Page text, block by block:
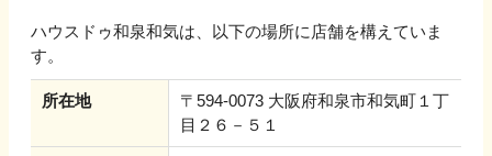
ハウスドゥ和泉和気は、以下の場所に店舗を構えていま
す。
所在地
〒594-0073 大阪府和泉市和気町１丁
目２６－５１